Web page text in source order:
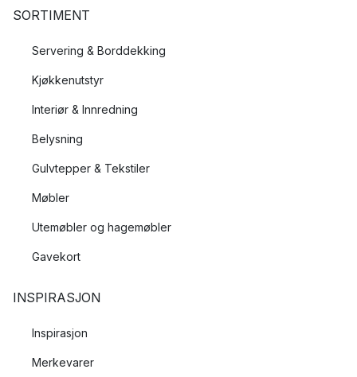
SORTIMENT
Servering & Borddekking
Kjøkkenutstyr
Interiør & Innredning
Belysning
Gulvtepper & Tekstiler
Møbler
Utemøbler og hagemøbler
Gavekort
INSPIRASJON
Inspirasjon
Merkevarer